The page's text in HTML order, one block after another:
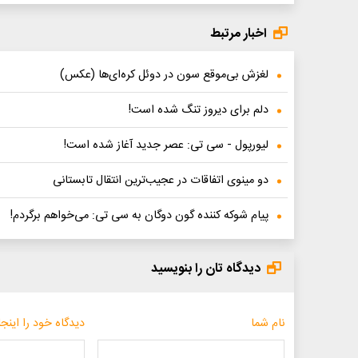
اخبار مرتبط
لغزش بی‌موقع سون در دوئل کره‌ای‌ها (عکس)
دلم برای دیروز تنگ شده است!
لیورپول - سی تی: عصر جدید آغاز شده است!
دو مینوی اتفاقات در عجیب‌ترین انتقال تابستانی
پیام شوکه کننده گون دوگان به سی تی: می‌خواهم برگردم!
دیدگاه تان را بنویسید
نام شما دیدگاه خود را